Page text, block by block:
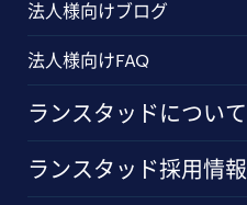
法人様向けブログ
法人様向けFAQ
ランスタッドについて
ランスタッド採用情報